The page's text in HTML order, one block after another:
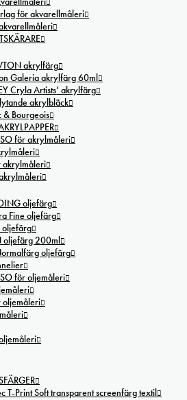
för akvarellmåleri
akrylfärg
Galeria akrylfärg 60ml
Cryla Artists’ akrylfärg
akrylbläck
& Bourgeois
för akrylmåleri
akrylmåleri
oljefärg
Fine oljefärg
oljefärg
oljefärg 200ml
oljefärg
för oljemåleri
oljemåleri
T-Print Soft transparent screenfärg textil